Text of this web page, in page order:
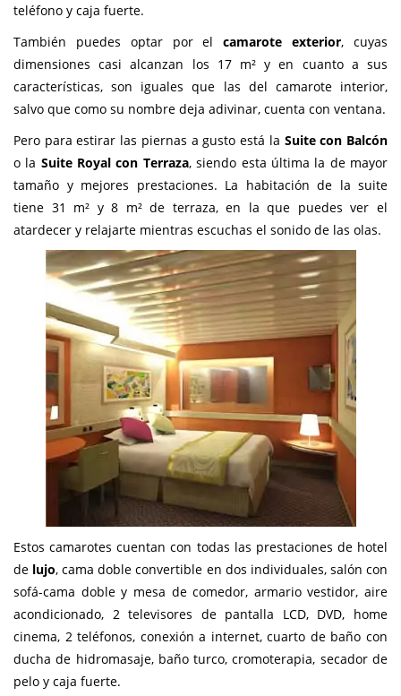
teléfono y caja fuerte.
También puedes optar por elcamarote exterior, cuyas
dimensiones casi alcanzan los 17 m² y en cuanto a sus
características, son iguales que las del camarote interior,
salvo que como su nombre deja adivinar, cuenta con ventana.
Pero para estirar las piernas a gusto está la Suite con Balcón
o la Suite Royal con Terraza, siendo esta última la de mayor
tamaño y mejores prestaciones. La habitación de la suite
tiene 31 m² y 8 m² de terraza, en la que puedes ver el
atardecer y relajarte mientras escuchas el sonido de las olas.
Estos camarotes cuentan con todas las prestaciones de hotel
de lujo, cama doble convertible en dos individuales, salón con
sofá-cama doble y mesa de comedor, armario vestidor, aire
acondicionado, 2 televisores de pantalla LCD, DVD, home
cinema, 2 teléfonos, conexión a internet, cuarto de baño con
ducha de hidromasaje, baño turco, cromoterapia, secador de
pelo y caja fuerte.